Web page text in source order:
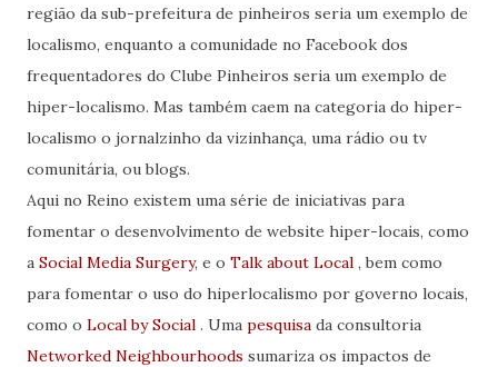
região da sub-prefeitura de pinheiros seria um exemplo de
localismo, enquanto a comunidade no Facebook dos
frequentadores do Clube Pinheiros seria um exemplo de
hiper-localismo. Mas também caem na categoria do hiper-
localismo o jornalzinho da vizinhança, uma rádio ou tv
comunitária, ou blogs.
Aqui no Reino existem uma série de iniciativas para
fomentar o desenvolvimento de website hiper-locais, como
a Social Media Surgery, e o Talk about Local , bem como
para fomentar o uso do hiperlocalismo por governo locais,
como o Local by Social . Uma pesquisa da consultoria
Networked Neighbourhoods sumariza os impactos de